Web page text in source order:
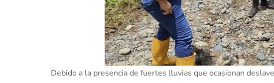
Debido a la presencia de fuertes lluvias que ocasionan